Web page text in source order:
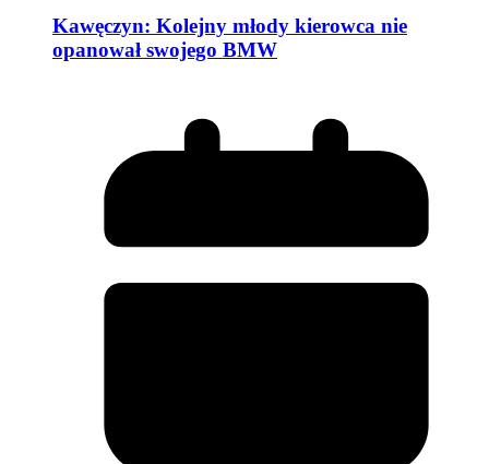
Kawęczyn: Kolejny młody kierowca nie
opanował swojego BMW